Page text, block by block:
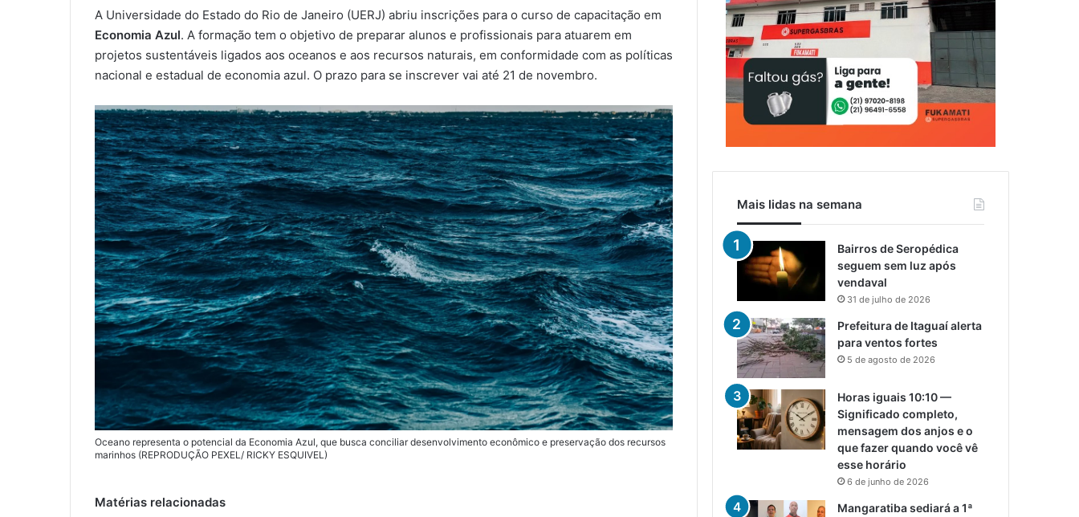
e
-
m
i
l
A Universidade do Estado do Rio de Janeiro (UERJ) abriu inscrições para o curso de capacitação em
Economia Azul. A formação tem o objetivo de preparar alunos e profissionais para atuarem em
projetos sustentáveis ligados aos oceanos e aos recursos naturais, em conformidade com as políticas
nacional e estadual de economia azul. O prazo para se inscrever vai até 21 de novembro.
Oceano representa o potencial da Economia Azul, que busca conciliar desenvolvimento econômico e preservação dos recursos
marinhos (REPRODUÇÃO PEXEL/ RICKY ESQUIVEL)
Matérias relacionadas
Mais lidas na semana
Bairros de Seropédica
seguem sem luz após
vendaval
31 de julho de 2026
Prefeitura de Itaguaí alerta
para ventos fortes
5 de agosto de 2026
Horas iguais 10:10 —
Significado completo,
mensagem dos anjos e o
que fazer quando você vê
esse horário
6 de junho de 2026
Mangaratiba sediará a 1ª